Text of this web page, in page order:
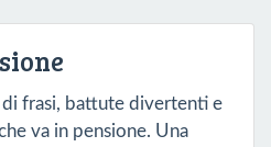
frasi, battute divertenti e
va in pensione. Una